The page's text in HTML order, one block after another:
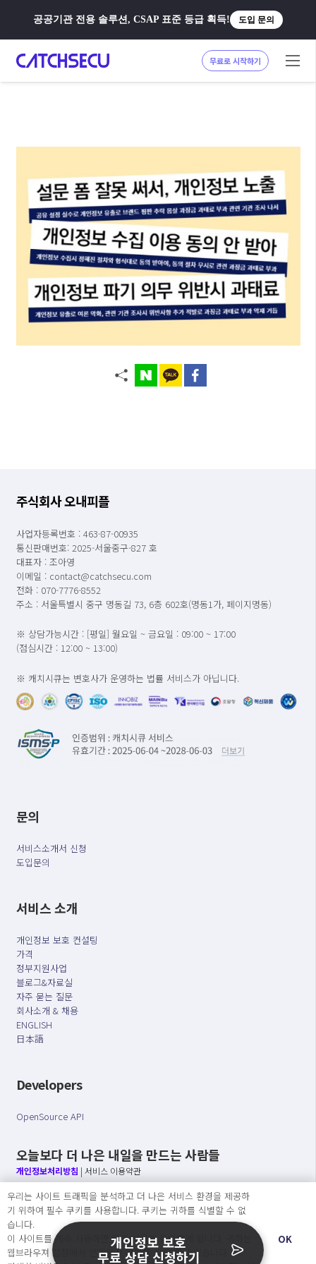
공공기관 전용 솔루션, CSAP 표준 등급 획득! 도입 문의
무료로 시작하기
주식회사 오내피플
사업자등록번호 : 463-87-00935
통신판매번호: 2025-서울중구-827 호
대표자 : 조아영
이메일 : contact@catchsecu.com
전화 : 070-7776-8552
주소 : 서울특별시 중구 명동길 73, 6층 602호(명동1가, 페이지명동)
※ 상담가능시간 : [평일] 월요일 ~ 금요일 : 09:00 ~ 17:00
(점심시간 : 12:00 ~ 13:00)
※ 캐치시큐는 변호사가 운영하는 법률 서비스가 아닙니다.
문의
서비스소개서 신청
도입문의
서비스 소개
개인정보 보호 컨설팅
가격
정부지원사업
블로그&자료실
자주 묻는 질문
회사소개 & 채용
ENGLISH
日本語
Developers
OpenSource API
오늘보다 더 나은 내일을 만드는 사람들
개인정보처리방침 | 서비스 이용약관
○ 개인정보보호 컴플라이언스를 선도하겠습니다.
○ 정보주체의 권리를 보장하겠습니다.
○ 기업의 개인정보보호를 위한 효율적 관리를 보장하겠습니다.
우리는 사이트 트래픽을 분석하고 더 나은 서비스 환경을 제공하
기 위하여 필수 쿠키를 사용합니다. 쿠키는 귀하를 식별할 수 없
습니다.
이 사이트를 계속 사용하면 쿠키 사용에 동의하게 됩니다. 귀하는
웹브라우져 설정에서 언제든지 쿠키를 삭제 할 수있습니다.
OK
개인정보 보호
무료 상담 신청하기